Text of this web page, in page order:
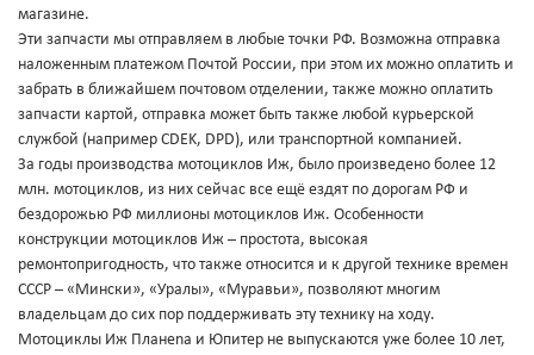
магазине.
Эти запчасти мы отправляем в любые точки РФ. Возможна отправка
наложенным платежом Почтой России, при этом их можно оплатить и
забрать в ближайшем почтовом отделении, также можно оплатить
запчасти картой, отправка может быть также любой курьерской
службой (например CDEK, DPD), или транспортной компанией.
За годы производства мотоциклов Иж, было произведено более 12
млн. мотоциклов, из них сейчас все ещё ездят по дорогам РФ и
бездорожью РФ миллионы мотоциклов Иж. Особенности
конструкции мотоциклов Иж – простота, высокая
ремонтопригодность, что также относится и к другой технике времен
СССР – «Мински», «Уралы», «Муравьи», позволяют многим
владельцам до сих пор поддерживать эту технику на ходу.
Мотоциклы Иж Планеnа и Юпитер не выпускаются уже более 10 лет,